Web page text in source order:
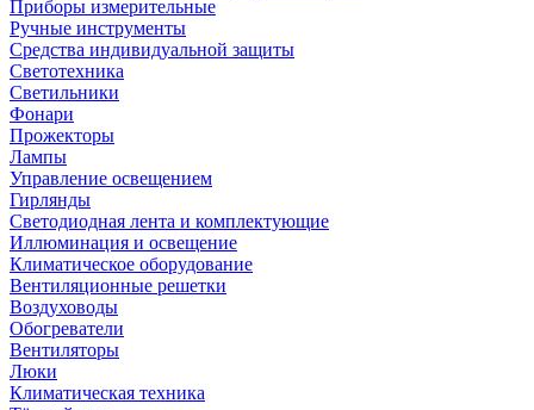
Приборы измерительные
Ручные инструменты
Средства индивидуальной защиты
Светотехника
Светильники
Фонари
Прожекторы
Лампы
Управление освещением
Гирлянды
Светодиодная лента и комплектующие
Иллюминация и освещение
Климатическое оборудование
Вентиляционные решетки
Воздуховоды
Обогреватели
Вентиляторы
Люки
Климатическая техника